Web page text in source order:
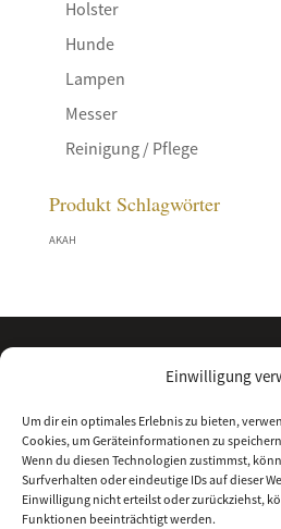
Einwilligung
Um dir ein optimales Erlebnis zu bieten,
Cookies, um Geräteinformationen zu
Wenn du diesen Technologien zustimmst,
Surfverhalten oder eindeutige IDs auf dieser
Einwilligung nicht erteilst oder zurückziehst,
Funktionen beeinträchtigt werden.
Holster
Hunde
Lampen
Messer
Reinigung / Pflege
Produkt Schlagwörter
AKAH